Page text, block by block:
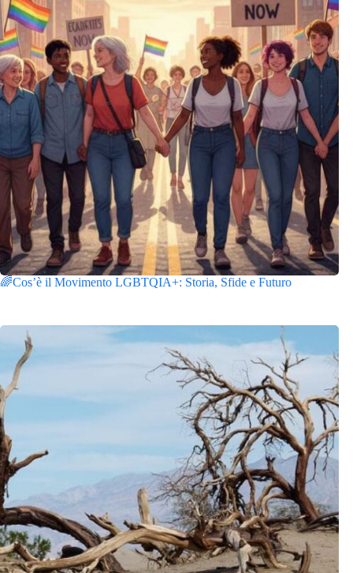
🌈Cos’è il Movimento LGBTQIA+: Storia, Sfide e Futuro